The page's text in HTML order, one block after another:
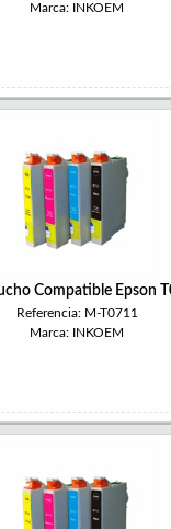
Marca: INKOEM
Compatible Epson
Referencia: M-T0711
Marca: INKOEM